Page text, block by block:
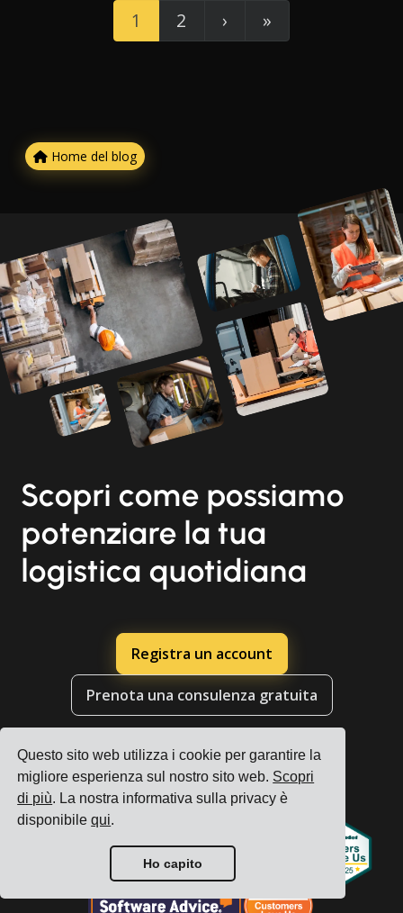
Questo sito web utilizza i cookie per garantire la
migliore esperienza sul nostro sito web. Scopri
di più. La nostra informativa sulla privacy è
disponibilequi.
Ho capito
1 2 › »
Home del blog
Scopri come possiamo
potenziare la tua
logistica quotidiana
Registra un account
Prenota una consulenza gratuita